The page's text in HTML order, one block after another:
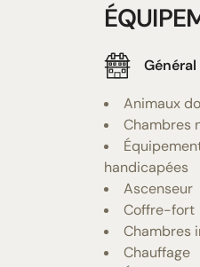
Général
Animaux
Chambres
handicapées
Ascenseur
Coffre-fort
Chambres
Chauffage